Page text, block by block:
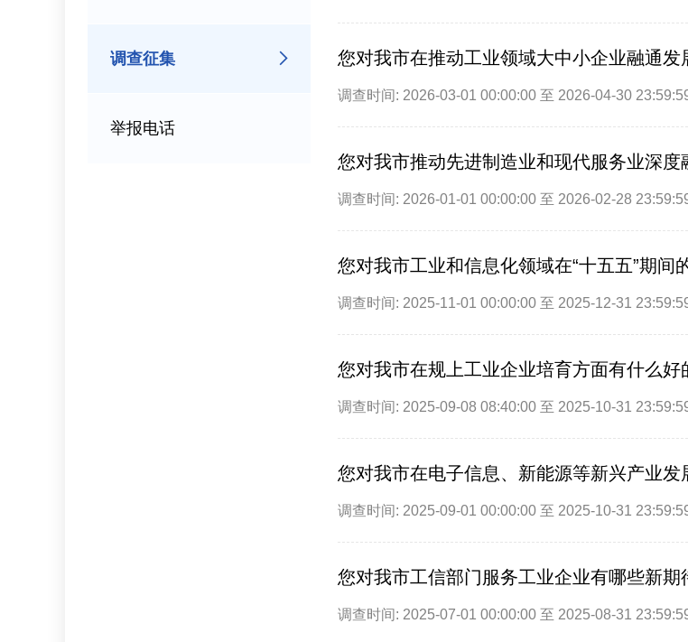
调查征集
举报电话
您对我市在推动工业领域大中小企业融通发
调查时间: 2026-03-01 00:00:00 至 2026-04-30
您对我市推动先进制造业和现代服务业深度
调查时间: 2026-01-01 00:00:00 至 2026-02-28
您对我市工业和信息化领域在“十五五”期间
调查时间: 2025-11-01 00:00:00 至 2025-12-31
您对我市在规上工业企业培育方面有什么好
调查时间: 2025-09-08 08:40:00 至 2025-10-31
您对我市在电子信息、新能源等新兴产业发
调查时间: 2025-09-01 00:00:00 至 2025-10-31
您对我市工信部门服务工业企业有哪些新期
调查时间: 2025-07-01 00:00:00 至 2025-08-31